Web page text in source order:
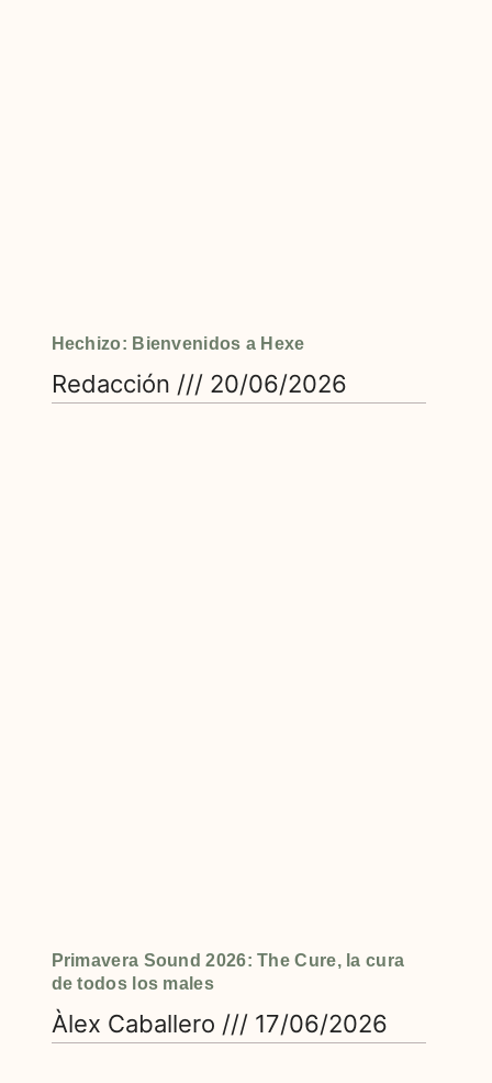
Hechizo: Bienvenidos a Hexe
Redacción 20/06/2026
Primavera Sound 2026: The Cure, la cura
de todos los males
Àlex Caballero 17/06/2026